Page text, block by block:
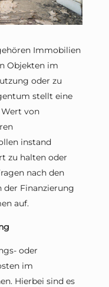
Immobilien
Objekten im
oder zu
stellt eine
von
instand
zu halten oder
nach den
Finanzierung
auf.
oder
im
Hierbei sind es